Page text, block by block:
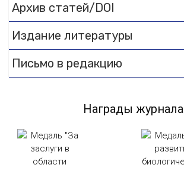
Архив статей/DOI
Издание литературы
Письмо в редакцию
Награды журнала